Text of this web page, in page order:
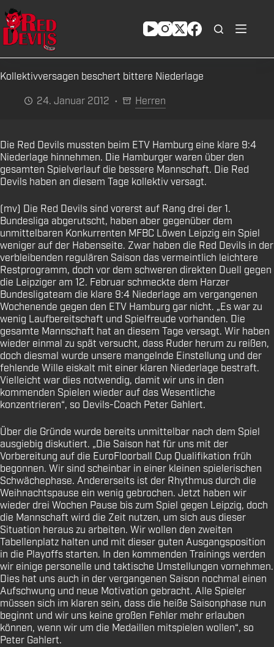
Zum
Inhalt
springen
Kollektivversagen beschert bittere Niederlage
24. Januar 2012
Herren
Die Red Devils mussten beim ETV Hamburg eine klare 9:4
Niederlage hinnehmen. Die Hamburger waren über den
gesamten Spielverlauf die bessere Mannschaft. Die Red
Devils haben an diesem Tage kollektiv versagt.
(mv) Die Red Devils sind vorerst auf Rang drei der 1.
Bundesliga abgerutscht, haben aber gegenüber dem
unmittelbaren Konkurrenten MFBC Löwen Leipzig ein Spiel
weniger auf der Habenseite. Zwar haben die Red Devils in der
verbleibenden regulären Saison das vermeintlich leichtere
Restprogramm, doch vor dem schweren direkten Duell gegen
die Leipziger am 12. Februar schmeckte dem Harzer
Bundesligateam die klare 9:4 Niederlage am vergangenen
Wochenende gegen den ETV Hamburg gar nicht. „Es war zu
wenig Laufbereitschaft und Spielfreude vorhanden. Die
gesamte Mannschaft hat an diesem Tage versagt. Wir haben
wieder einmal zu spät versucht, dass Ruder herum zu reißen,
doch diesmal wurde unsere mangelnde Einstellung und der
fehlende Wille eiskalt mit einer klaren Niederlage bestraft.
Vielleicht war dies notwendig, damit wir uns in den
kommenden Spielen wieder auf das Wesentliche
konzentrieren“, so Devils-Coach Peter Gahlert.
Über die Gründe wurde bereits unmittelbar nach dem Spiel
ausgiebig diskutiert. „Die Saison hat für uns mit der
Vorbereitung auf die EuroFloorball Cup Qualifikation früh
begonnen. Wir sind scheinbar in einer kleinen spielerischen
Schwächephase. Andererseits ist der Rhythmus durch die
Weihnachtspause ein wenig gebrochen. Jetzt haben wir
wieder drei Wochen Pause bis zum Spiel gegen Leipzig, doch
die Mannschaft wird die Zeit nutzen, um sich aus dieser
Situation heraus zu arbeiten. Wir wollen den zweiten
Tabellenplatz halten und mit dieser guten Ausgangsposition
in die Playoffs starten. In den kommenden Trainings werden
wir einige personelle und taktische Umstellungen vornehmen.
Dies hat uns auch in der vergangenen Saison nochmal einen
Aufschwung und neue Motivation gebracht. Alle Spieler
müssen sich im klaren sein, dass die heiße Saisonphase nun
beginnt und wir uns keine großen Fehler mehr erlauben
können, wenn wir um die Medaillen mitspielen wollen“, so
Peter Gahlert.